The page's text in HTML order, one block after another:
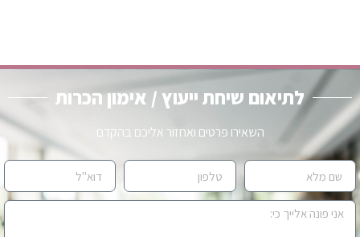
לתיאום שיחת ייעוץ / אימון הכרות
השאירו פרטים ואחזור אליכם בהקדם